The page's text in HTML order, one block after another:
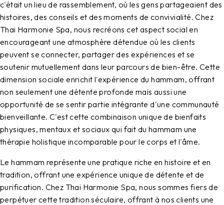
c'était un lieu de rassemblement, où les gens partageaient des
histoires, des conseils et des moments de convivialité. Chez
Thai Harmonie Spa, nous recréons cet aspect social en
encourageant une atmosphère détendue où les clients
peuvent se connecter, partager des expériences et se
soutenir mutuellement dans leur parcours de bien-être. Cette
dimension sociale enrichit l'expérience du hammam, offrant
non seulement une détente profonde mais aussi une
opportunité de se sentir partie intégrante d'une communauté
bienveillante. C'est cette combinaison unique de bienfaits
physiques, mentaux et sociaux qui fait du hammam une
thérapie holistique incomparable pour le corps et l'âme.
Le hammam représente une pratique riche en histoire et en
tradition, offrant une expérience unique de détente et de
purification. Chez Thai Harmonie Spa, nous sommes fiers de
perpétuer cette tradition séculaire, offrant à nos clients une